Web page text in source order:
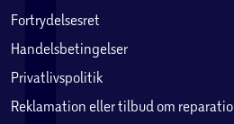
Fortrydelsesret
Handelsbetingelser
Privatlivspolitik
Reklamation eller tilbud om